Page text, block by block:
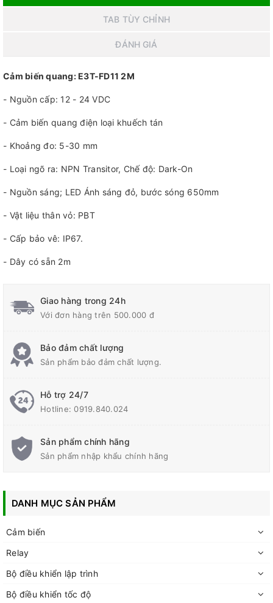
TAB TÙY CHỈNH
ĐÁNH GIÁ
Cảm biến quang: E3T-FD11 2M
- Nguồn cấp: 12 - 24 VDC
- Cảm biến quang điện loại khuếch tán
- Khoảng đo: 5-30 mm
- Loại ngõ ra: NPN Transitor, Chế độ: Dark-On
- Nguồn sáng; LED Ánh sáng đỏ, bước sóng 650mm
- Vật liệu thân vỏ: PBT
- Cấp bảo vê: IP67.
- Dây có sẵn 2m
Giao hàng trong 24h
Với đơn hàng trên 500.000 đ
Bảo đảm chất lượng
Sản phẩm bảo đảm chất lượng.
Hỗ trợ 24/7
Hotline:0919.840.024
Sản phẩm chính hãng
Sản phẩm nhập khẩu chính hãng
DANH MỤC SẢN PHẨM
Cảm biến
Relay
Bộ điều khiển lập trình
Bộ điều khiển tốc độ